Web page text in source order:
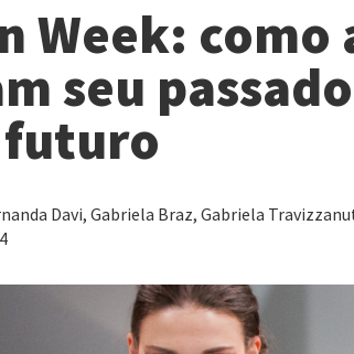
Week: como
seu
futuro
Davi, Gabriela Braz, Gabriela